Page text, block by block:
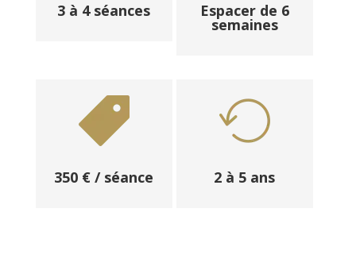
3 à 4 séances Espacer de 6
semaines
350 € / séance 2 à 5 ans